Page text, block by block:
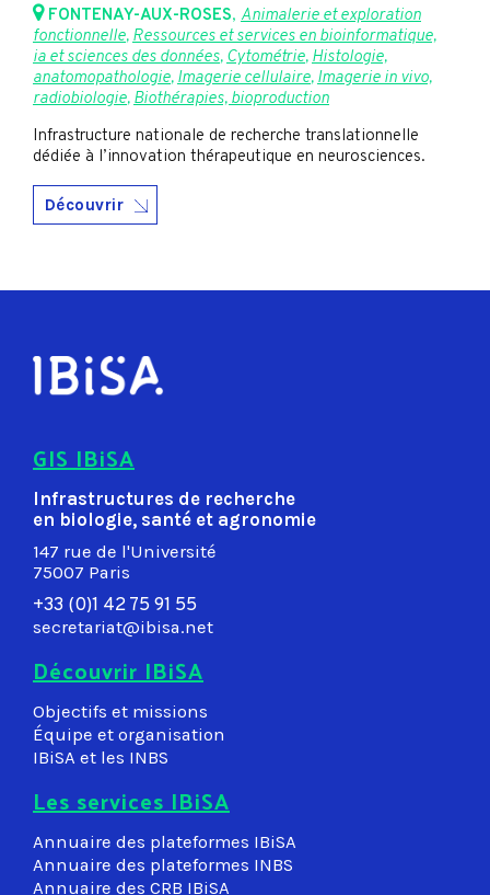
FONTENAY-AUX-ROSES, Animalerie et exploration
fonctionnelle,Ressources et services en bioinformatique,
ia et sciences des données,Cytométrie,Histologie,
anatomopathologie,Imagerie cellulaire,Imagerie in vivo,
radiobiologie,Biothérapies, bioproduction
Infrastructure nationale de recherche translationnelle
dédiée à l’innovation thérapeutique en neurosciences.
Découvrir
GIS IBiSA
Infrastructures de recherche
en biologie, santé et agronomie
147 rue de l'Université
75007 Paris
+33 (0)1 42 75 91 55
secretariat@ibisa.net
Découvrir IBiSA
Objectifs et missions
Équipe et organisation
IBiSA et les INBS
Les services IBiSA
Annuaire des plateformes IBiSA
Annuaire des plateformes INBS
Annuaire des CRB IBiSA